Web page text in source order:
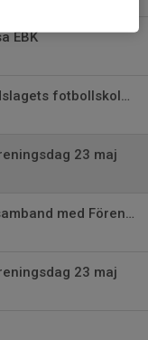
EBK
Nu är anmälan öppen för Landslagets fotbollskola v33
23 maj
EBK arrangerar en bytardag i samband med Föreningsdagen 23 maj 23 maj
23 maj